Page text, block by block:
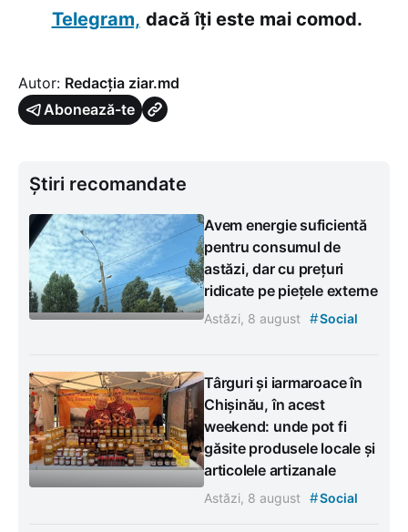
Telegram, dacă îți este mai comod.
Autor: Redacția ziar.md
Abonează-te
Știri recomandate
Avem energie suficientă
pentru consumul de
astăzi, dar cu prețuri
ridicate pe piețele externe
Astăzi, 8 august #Social
Târguri și iarmaroace în
Chișinău, în acest
weekend: unde pot fi
găsite produsele locale și
articolele artizanale
Astăzi, 8 august #Social